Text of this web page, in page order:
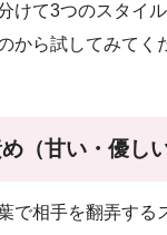
けて3つのスタイ
から試してみてく
（甘い・優しい
で相手を翻弄する